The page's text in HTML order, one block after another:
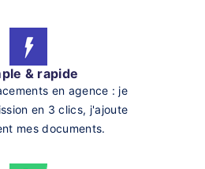
& rapide
en agence : je
en 3 clics, j'ajoute
mes documents.